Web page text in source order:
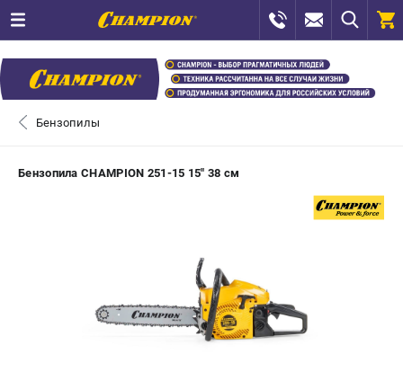
ВХОД ИЛИ РЕГИСТРАЦИЯ
0
Бензопилы
Бензопила CHAMPION 251-15 15" 38 см